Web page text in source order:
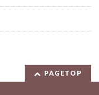
PAGETOP